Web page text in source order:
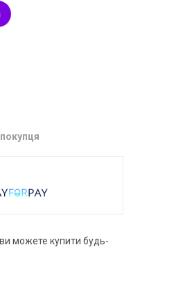
ви можете купити будь-